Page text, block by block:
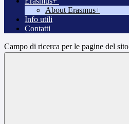
About Erasmus+
Info utili
Contatti
Campo di ricerca per le pagine del sito